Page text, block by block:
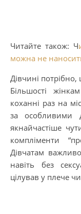
Читайте також: Ч
можна не
Дівчині
Більшості
коханні раз на
за особливими
якнайчастіше
компліменти
Дівчатам
навіть без
цілував у плече